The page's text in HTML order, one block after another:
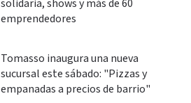
solidaria, shows y más de 60
emprendedores
Tomasso inaugura una nueva
sucursal este sábado: "Pizzas y
empanadas a precios de barrio"